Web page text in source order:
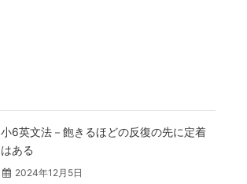
小6英文法－飽きるほどの反復の先に定着
はある
2024年12月5日